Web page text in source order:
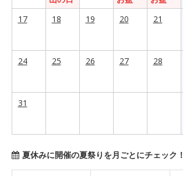
17
18 19 20 21
24 25 26 27 28
31
夏休みに開催の夏祭りを月ごとにチェック！